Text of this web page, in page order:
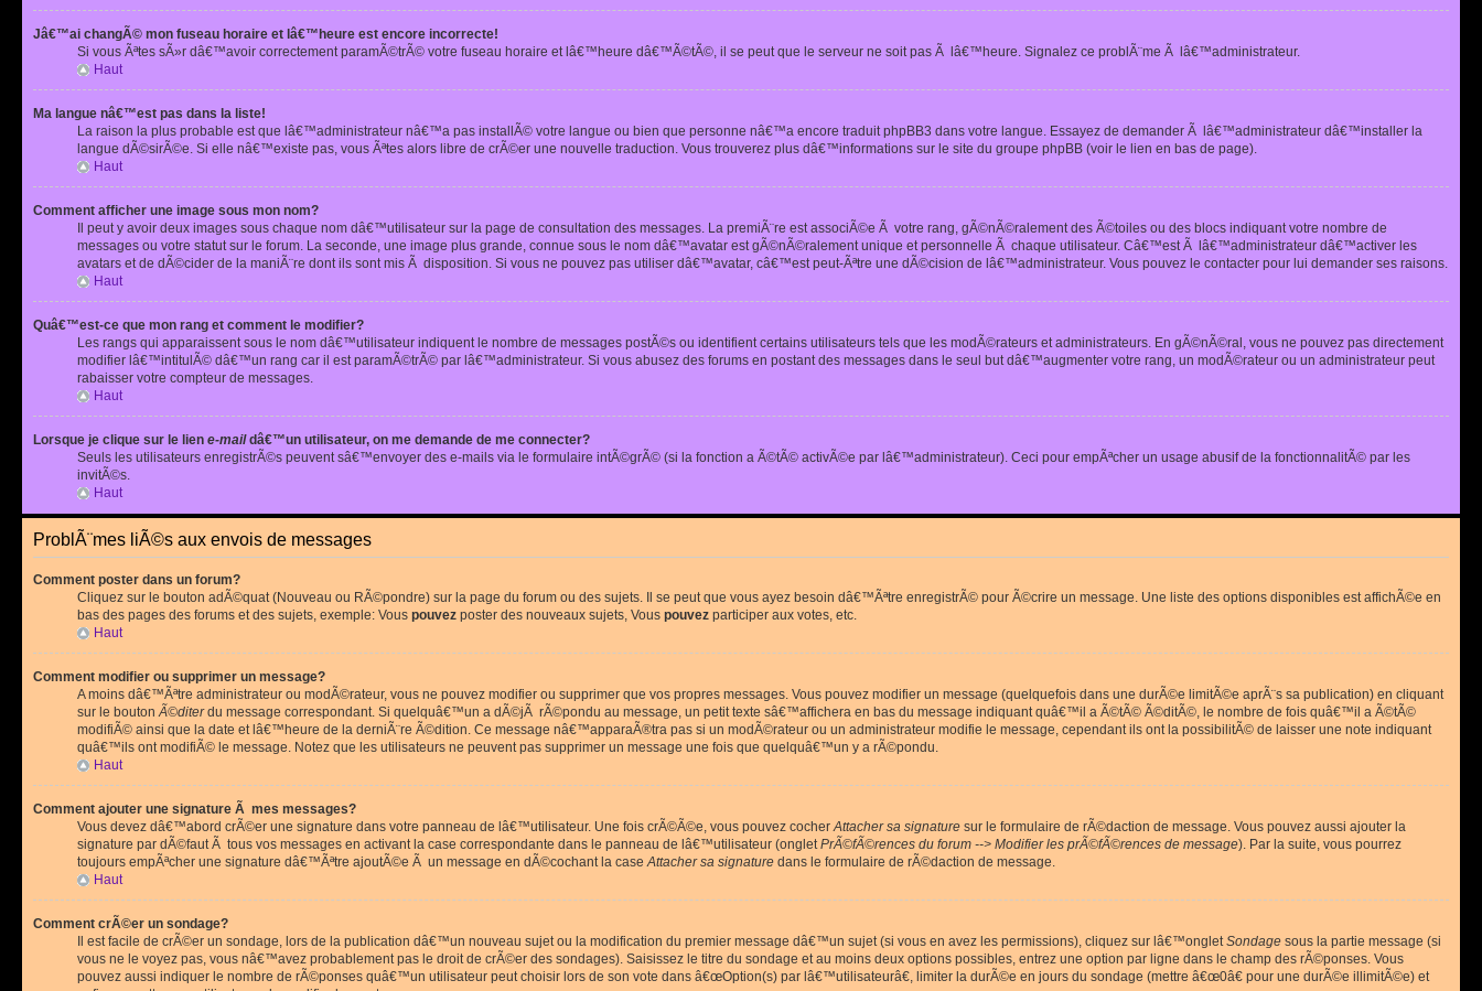
Jâ€™ai changÃ© mon fuseau horaire et lâ€™heure est encore incorrecte!
Si vous Ãªtes sÃ»r dâ€™avoir correctement paramÃ©trÃ© votre fuseau horaire et lâ€™heure dâ€™Ã©tÃ©, il se peut que le serveur ne soit pas Ã lâ€™heure. Signalez ce problÃ¨me Ã lâ€™administrateur.
Haut
Ma langue nâ€™est pas dans la liste!
La raison la plus probable est que lâ€™administrateur nâ€™a pas installÃ© votre langue ou bien que personne nâ€™a encore traduit phpBB3 dans votre langue. Essayez de demander Ã lâ€™administrateur dâ€™installer la
langue dÃ©sirÃ©e. Si elle nâ€™existe pas, vous Ãªtes alors libre de crÃ©er une nouvelle traduction. Vous trouverez plus dâ€™informations sur le site du groupe phpBB (voir le lien en bas de page).
Haut
Comment afficher une image sous mon nom?
Il peut y avoir deux images sous chaque nom dâ€™utilisateur sur la page de consultation des messages. La premiÃ¨re est associÃ©e Ã votre rang, gÃ©nÃ©ralement des Ã©toiles ou des blocs indiquant votre nombre de
messages ou votre statut sur le forum. La seconde, une image plus grande, connue sous le nom dâ€™avatar est gÃ©nÃ©ralement unique et personnelle Ã chaque utilisateur. Câ€™est Ã lâ€™administrateur dâ€™activer les
avatars et de dÃ©cider de la maniÃ¨re dont ils sont mis Ã disposition. Si vous ne pouvez pas utiliser dâ€™avatar, câ€™est peut-Ãªtre une dÃ©cision de lâ€™administrateur. Vous pouvez le contacter pour lui demander ses raisons.
Haut
Quâ€™est-ce que mon rang et comment le modifier?
Les rangs qui apparaissent sous le nom dâ€™utilisateur indiquent le nombre de messages postÃ©s ou identifient certains utilisateurs tels que les modÃ©rateurs et administrateurs. En gÃ©nÃ©ral, vous ne pouvez pas directement
modifier lâ€™intitulÃ© dâ€™un rang car il est paramÃ©trÃ© par lâ€™administrateur. Si vous abusez des forums en postant des messages dans le seul but dâ€™augmenter votre rang, un modÃ©rateur ou un administrateur peut
rabaisser votre compteur de messages.
Haut
Lorsque je clique sur le lien e-maildâ€™un utilisateur, on me demande de me connecter?
Seuls les utilisateurs enregistrÃ©s peuvent sâ€™envoyer des e-mails via le formulaire intÃ©grÃ© (si la fonction a Ã©tÃ© activÃ©e par lâ€™administrateur). Ceci pour empÃªcher un usage abusif de la fonctionnalitÃ© par les
invitÃ©s.
Haut
ProblÃ¨mes liÃ©s aux envois de messages
Comment poster dans un forum?
Cliquez sur le bouton adÃ©quat (Nouveau ou RÃ©pondre) sur la page du forum ou des sujets. Il se peut que vous ayez besoin dâ€™Ãªtre enregistrÃ© pour Ã©crire un message. Une liste des options disponibles est affichÃ©e en
bas des pages des forums et des sujets, exemple: Vous pouvez poster des nouveaux sujets, Vous pouvez participer aux votes, etc.
Haut
Comment modifier ou supprimer un message?
A moins dâ€™Ãªtre administrateur ou modÃ©rateur, vous ne pouvez modifier ou supprimer que vos propres messages. Vous pouvez modifier un message (quelquefois dans une durÃ©e limitÃ©e aprÃ¨s sa publication) en cliquant
sur le boutonÃ©diterdu message correspondant. Si quelquâ€™un a dÃ©jÃ rÃ©pondu au message, un petit texte sâ€™affichera en bas du message indiquant quâ€™il a Ã©tÃ© Ã©ditÃ©, le nombre de fois quâ€™il a Ã©tÃ©
modifiÃ© ainsi que la date et lâ€™heure de la derniÃ¨re Ã©dition. Ce message nâ€™apparaÃ®tra pas si un modÃ©rateur ou un administrateur modifie le message, cependant ils ont la possibilitÃ© de laisser une note indiquant
quâ€™ils ont modifiÃ© le message. Notez que les utilisateurs ne peuvent pas supprimer un message une fois que quelquâ€™un y a rÃ©pondu.
Haut
Comment ajouter une signature Ã mes messages?
Vous devez dâ€™abord crÃ©er une signature dans votre panneau de lâ€™utilisateur. Une fois crÃ©Ã©e, vous pouvez cocherAttacher sa signature sur le formulaire de rÃ©daction de message. Vous pouvez aussi ajouter la
signature par dÃ©faut Ã tous vos messages en activant la case correspondante dans le panneau de lâ€™utilisateur (ongletPrÃ©fÃ©rences du forum --> Modifier les prÃ©fÃ©rences de message). Par la suite, vous pourrez
toujours empÃªcher une signature dâ€™Ãªtre ajoutÃ©e Ã un message en dÃ©cochant la caseAttacher sa signature dans le formulaire de rÃ©daction de message.
Haut
Comment crÃ©er un sondage?
Il est facile de crÃ©er un sondage, lors de la publication dâ€™un nouveau sujet ou la modification du premier message dâ€™un sujet (si vous en avez les permissions), cliquez sur lâ€™ongletSondage sous la partie message (si
vous ne le voyez pas, vous nâ€™avez probablement pas le droit de crÃ©er des sondages). Saisissez le titre du sondage et au moins deux options possibles, entrez une option par ligne dans le champ des rÃ©ponses. Vous
pouvez aussi indiquer le nombre de rÃ©ponses quâ€™un utilisateur peut choisir lors de son vote dans â€œOption(s) par lâ€™utilisateurâ€, limiter la durÃ©e en jours du sondage (mettre â€œ0â€ pour une durÃ©e illimitÃ©e) et